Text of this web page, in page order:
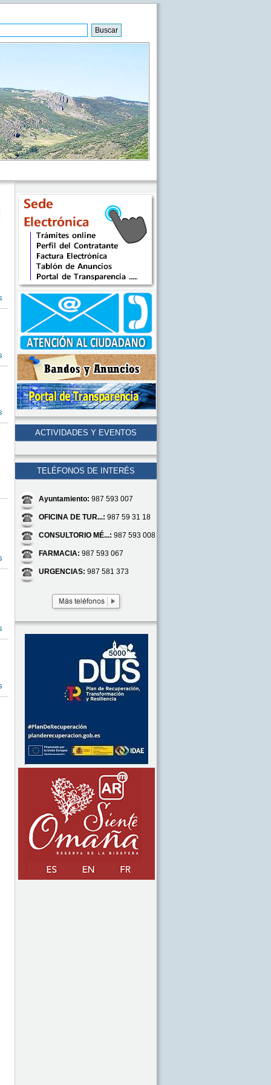
ACTIVIDADES Y EVENTOS
TELÉFONOS DE INTERÉS
Ayuntamiento: 987 593 007
OFICINA DE TUR...: 987 59 31 18
CONSULTORIO MÉ...: 987 593 008
FARMACIA: 987 593 067
URGENCIAS: 987 581 373